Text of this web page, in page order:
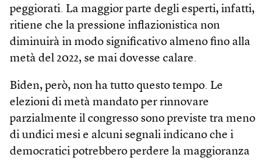
peggiorati. La maggior parte degli esperti, infatti,
ritiene che la pressione inflazionistica non
diminuirà in modo significativo almeno fino alla
metà del 2022, se mai dovesse calare.
Biden, però, non ha tutto questo tempo. Le
elezioni di metà mandato per rinnovare
parzialmente il congresso sono previste tra meno
di undici mesi e alcuni segnali indicano che i
democratici potrebbero perdere la maggioranza